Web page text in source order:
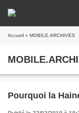
Accueil » MOBILE.ARCHIVES
Pourquoi la